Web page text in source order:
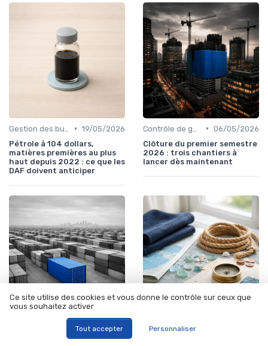
• 19/05/2026
Pétrole à 104 dollars,
matières premières au plus
haut depuis 2022 : ce que les
DAF doivent anticiper
• 06/05/2026
Clôture du premier semestre
2026 : trois chantiers à
lancer dès maintenant
• 08/05/2026
Budget prévisionnel : quand
Ce site utilise des cookies et vous donne le contrôle sur ceux que
vous souhaitez activer
Tout accepter Personnaliser